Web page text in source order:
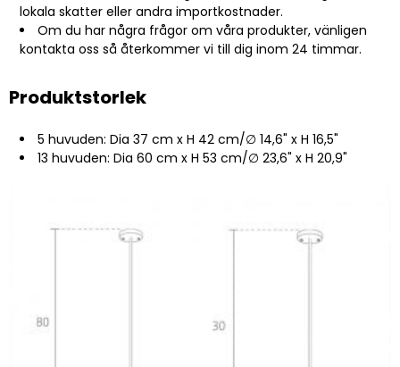
lokala skatter eller andra importkostnader.
Om du har några frågor om våra produkter, vänligen
kontakta oss så återkommer vi till dig inom 24 timmar.
Produktstorlek
5 huvuden: Dia 37 cm x H 42 cm/∅ 14,6" x H 16,5"
13 huvuden: Dia 60 cm x H 53 cm/∅ 23,6" x H 20,9"